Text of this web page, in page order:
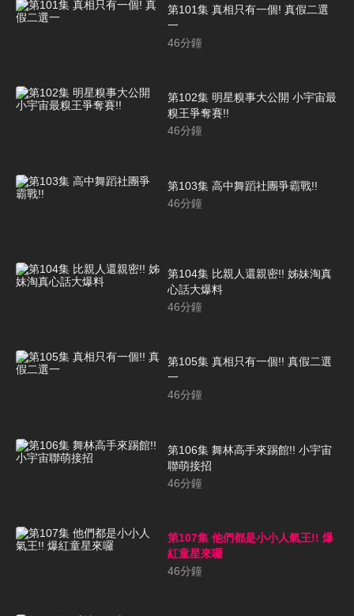
第101集 真相只有一個! 真假二選
一
46分鐘
第102集 明星糗事大公開 小宇宙最
糗王爭奪賽!!
46分鐘
第103集 高中舞蹈社團爭霸戰!!
46分鐘
第104集 比親人還親密!! 姊妹淘真
心話大爆料
46分鐘
第105集 真相只有一個!! 真假二選
一
46分鐘
第106集 舞林高手來踢館!! 小宇宙
聯萌接招
46分鐘
第107集 他們都是小小人氣王!! 爆
紅童星來囉
46分鐘